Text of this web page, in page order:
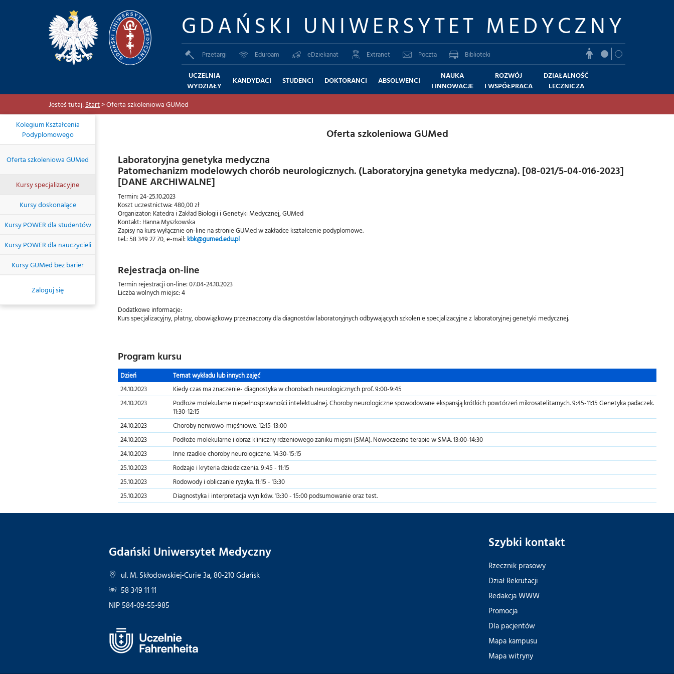
GDAŃSKI UNIWERSYTET MEDYCZNY
Przetargi Eduroam eDziekanat Extranet Poczta Biblioteki
UCZELNIA
WYDZIAŁY
KANDYDACI STUDENCI DOKTORANCI ABSOLWENCI
NAUKA
I INNOWACJE
ROZWÓJ
I WSPÓŁPRACA
DZIAŁALNOŚĆ
LECZNICZA
Jesteś tutaj:Start> Oferta szkoleniowa GUMed
Oferta szkoleniowa GUMed
Laboratoryjna genetyka medyczna
Patomechanizm modelowych chorób neurologicznych. (Laboratoryjna genetyka medyczna). [08-021/5-04-016-2023]
[DANE ARCHIWALNE]
Termin: 24-25.10.2023
Koszt uczestnictwa: 480,00 zł
Organizator: Katedra i Zakład Biologii i Genetyki Medycznej, GUMed
Kontakt: Hanna Myszkowska
Zapisy na kurs wyłącznie on-line na stronie GUMed w zakładce kształcenie podyplomowe.
tel.: 58 349 27 70, e-mail: kbk@gumed.edu.pl
Rejestracja on-line
Termin rejestracji on-line: 07.04-24.10.2023
Liczba wolnych miejsc: 4
Dodatkowe informacje:
Kurs specjalizacyjny, płatny, obowiązkowy przeznaczony dla diagnostów laboratoryjnych odbywających szkolenie specjalizacyjne z laboratoryjnej genetyki medycznej.
Program kursu
Dzień
Temat wykładu lub innych zajęć
24.10.2023
Kiedy czas ma znaczenie- diagnostyka w chorobach neurologicznych prof. 9:00-9:45
24.10.2023
Podłoże molekularne niepełnosprawności intelektualnej. Choroby neurologiczne spowodowane ekspansją krótkich powtórzeń mikrosatelitarnych. 9:45-11:15 Genetyka padaczek.
11:30-12:15
24.10.2023
Choroby nerwowo-mięśniowe. 12:15-13:00
24.10.2023
Podłoże molekularne i obraz kliniczny rdzeniowego zaniku mięsni (SMA). Nowoczesne terapie w SMA. 13:00-14:30
24.10.2023
Inne rzadkie choroby neurologiczne. 14:30-15:15
25.10.2023
Rodzaje i kryteria dziedziczenia. 9:45 - 11:15
25.10.2023
Rodowody i obliczanie ryzyka. 11:15 - 13:30
25.10.2023
Diagnostyka i interpretacja wyników. 13:30 - 15:00 podsumowanie oraz test.
Kolegium Kształcenia
Podyplomowego
Oferta szkoleniowa GUMed
Kursy specjalizacyjne
Kursy doskonalące
Kursy POWER dla studentów
Kursy POWER dla nauczycieli
Kursy GUMed bez barier
Zaloguj się
Gdański Uniwersytet Medyczny
ul. M. Skłodowskiej-Curie 3a, 80-210 Gdańsk
58 349 11 11
NIP 584-09-55-985
Szybki kontakt
Rzecznik prasowy
Dział Rekrutacji
Redakcja WWW
Promocja
Dla pacjentów
Mapa kampusu
Mapa witryny